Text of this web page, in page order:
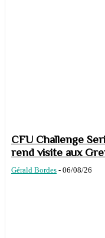
CFU Challenge
rend visite aux
Gérald Bordes - 06/08/26